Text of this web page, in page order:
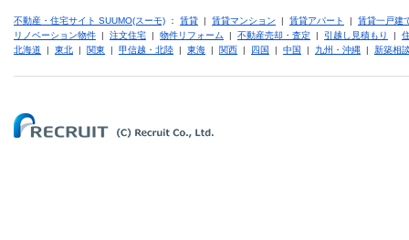
不動産・住宅サイト SUUMO(スーモ) ： 賃貸 | 賃貸マンション | 賃貸アパート | 賃貸一戸建
リノベーション物件 | 注文住宅 | 物件リフォーム | 不動産売却・査定 | 引越し見積もり |
北海道 | 東北 | 関東 | 甲信越・北陸 | 東海 | 関西 | 四国 | 中国 | 九州・沖縄 | 新築相